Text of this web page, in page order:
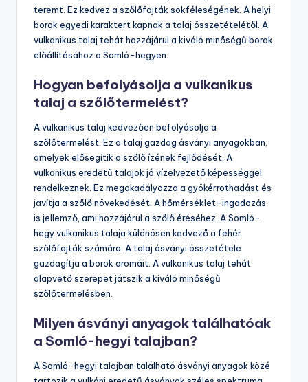
teremt. Ez kedvez a szőlőfajták sokféleségének. A helyi
borok egyedi karaktert kapnak a talaj összetételétől. A
vulkanikus talaj tehát hozzájárul a kiváló minőségű borok
előállításához a Somló-hegyen.
Hogyan befolyásolja a vulkanikus
talaj a szőlőtermelést?
A vulkanikus talaj kedvezően befolyásolja a
szőlőtermelést. Ez a talaj gazdag ásványi anyagokban,
amelyek elősegítik a szőlő ízének fejlődését. A
vulkanikus eredetű talajok jó vízelvezető képességgel
rendelkeznek. Ez megakadályozza a gyökérrothadást és
javítja a szőlő növekedését. A hőmérséklet-ingadozás
is jellemző, ami hozzájárul a szőlő éréséhez. A Somló-
hegy vulkanikus talaja különösen kedvező a fehér
szőlőfajták számára. A talaj ásványi összetétele
gazdagítja a borok aromáit. A vulkanikus talaj tehát
alapvető szerepet játszik a kiváló minőségű
szőlőtermelésben.
Milyen ásványi anyagok találhatóak
a Somló-hegyi talajban?
A Somló-hegyi talajban található ásványi anyagok közé